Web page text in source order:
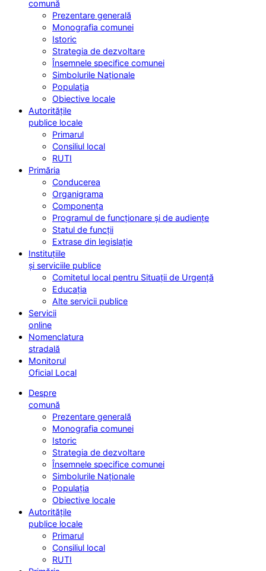
comună
Prezentare generală
Monografia comunei
Istoric
Strategia de dezvoltare
Însemnele specifice comunei
Simbolurile Naționale
Populația
Obiective locale
Autoritățile
publice locale
Primarul
Consiliul local
RUTI
Primăria
Conducerea
Organigrama
Componența
Programul de funcționare și de audiențe
Statul de funcții
Extrase din legislație
Instituțiile
și serviciile publice
Comitetul local pentru Situații de Urgență
Educația
Alte servicii publice
Servicii
online
Nomenclatura
stradală
Monitorul
Oficial Local
Despre
comună
Prezentare generală
Monografia comunei
Istoric
Strategia de dezvoltare
Însemnele specifice comunei
Simbolurile Naționale
Populația
Obiective locale
Autoritățile
publice locale
Primarul
Consiliul local
RUTI